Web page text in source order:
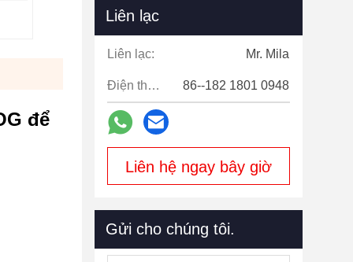
để
Liên lạc
Liên lạc: Mr. Mila
Điện thoại: 86--182 1801 0948
Liên hệ ngay bây giờ
Gửi cho chúng tôi.